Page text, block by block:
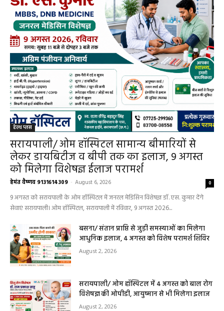
हेल्थ प्लस
सरायपाली/ ओम हॉस्पिटल सामान्य बीमारियों से
लेकर डायबिटीज व बीपी तक का इलाज, 9 अगस्त
को मिलेगा विशेषज्ञ ईलाज परामर्श
हेमंत वैष्णव 9131614309 - August 6, 2026 0
9 अगस्त को सरायपाली के ओम हॉस्पिटल में जनरल मेडिसिन विशेषज्ञ डॉ. एस. कुमार देंगे
सेवाएं सरायपाली। ओम हॉस्पिटल, सरायपाली में रविवार, 9 अगस्त 2026...
बसना/ संतान प्राप्ति से जुड़ी समस्याओं का मिलेगा
आधुनिक इलाज, 4 अगस्त को विशेष परामर्श शिविर
August 2, 2026
सरायपाली/ ओम हॉस्पिटल में 4 अगस्त को बाल रोग
विशेषज्ञ की ओपीडी, आयुष्मान से भी मिलेगा इलाज
August 2, 2026